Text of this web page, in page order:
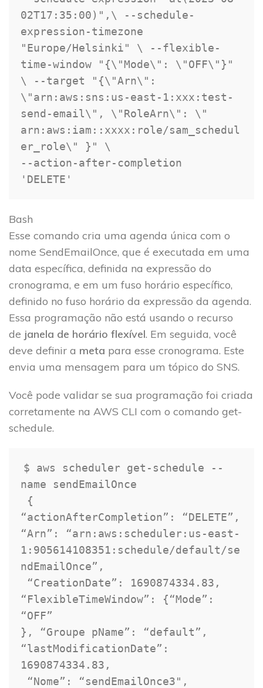
02T17:35:00) ",\ --schedule-
expression-timezone
"Europe/Helsinki" \ --flexible-
time-window " {\ "Mode\ ": \ "OFF\ " } "
\ --target " {\ "Arn\
\ "arn:aws:sns:us-east-1:xxx:test-
send-email\ ", \ "RoleArn\ ": \ "
arn:aws:iam::xxxx:role/sam_schedul
er_role\ " } " \
'DELETE'
Bash
Esse comando cria uma agenda única com o
nome SendEmailOnce, que é executada em uma
data específica, definida na expressão do
cronograma, e em um fuso horário específico,
definido no fuso horário da expressão da agenda.
Essa programação não está usando o recurso
de janela de horário flexível. Em seguida, você
deve definir a meta para esse cronograma. Este
envia uma mensagem para um tópico do SNS.
Você pode validar se sua programação foi criada
corretamente na AWS CLI com o comando get-
schedule.
$ aws scheduler get-schedule --
name sendEmailOnce
{
“actionAfterCompletion”: “DELETE”,
1 :905614108351:schedule/default/se
ndEmailOnce”,
“CreationDate”: 1690874334.83 ,
“FlexibleTimeWindow”: {“Mode”:
} , “Groupe pName”: “default”,
1690874334.83 ,